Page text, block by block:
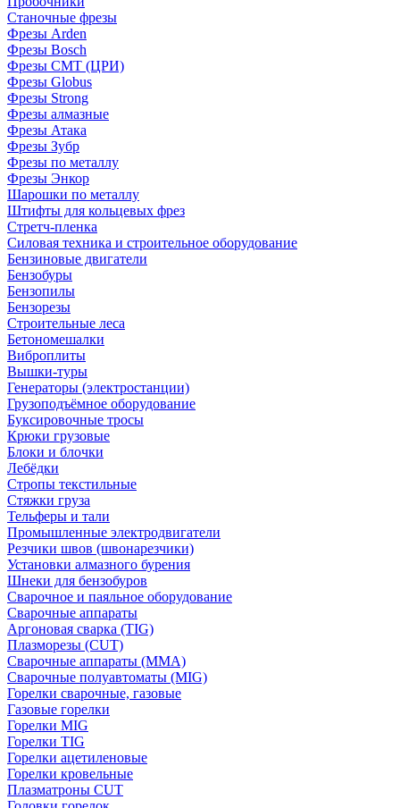
Станочные фрезы
Фрезы Arden
Фрезы Bosch
Фрезы CMT (ЦРИ)
Фрезы Globus
Фрезы Strong
Фрезы алмазные
Фрезы Атака
Фрезы Зубр
Фрезы по металлу
Фрезы Энкор
Шарошки по металлу
Штифты для кольцевых фрез
Стретч-пленка
Силовая техника и строительное оборудование
Бензиновые двигатели
Бензобуры
Бензопилы
Бензорезы
Строительные леса
Бетономешалки
Виброплиты
Вышки-туры
Генераторы (электростанции)
Грузоподъёмное оборудование
Буксировочные тросы
Крюки грузовые
Блоки и блочки
Лебёдки
Стропы текстильные
Стяжки груза
Тельферы и тали
Промышленные электродвигатели
Резчики швов (швонарезчики)
Установки алмазного бурения
Шнеки для бензобуров
Сварочное и паяльное оборудование
Сварочные аппараты
Аргоновая сварка (TIG)
Плазморезы (CUT)
Сварочные аппараты (MMA)
Сварочные полуавтоматы (MIG)
Горелки сварочные, газовые
Газовые горелки
Горелки MIG
Горелки TIG
Горелки ацетиленовые
Горелки кровельные
Плазматроны CUT